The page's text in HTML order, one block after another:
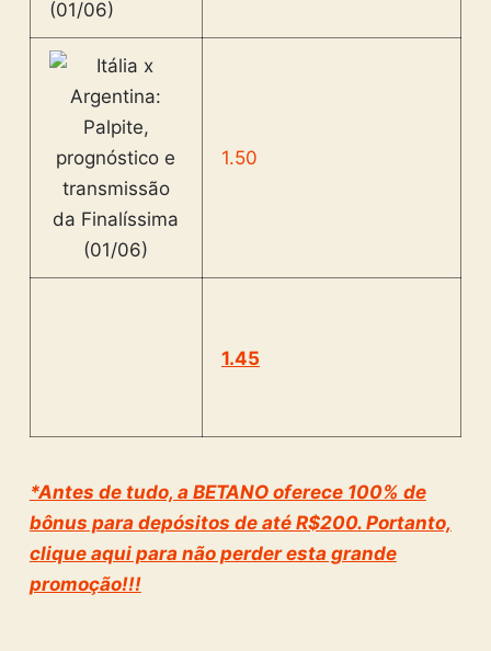
1.50
1.45
*Antes de tudo, a BETANO oferece 100% de
bônus para depósitos de até R$200. Portanto,
clique aqui para não perder esta grande
promoção!!!